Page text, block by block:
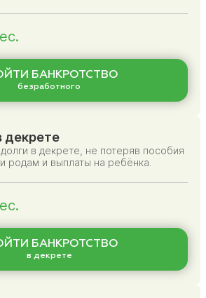
БАНКРОТСТВО
безработного
декрете
в декрете, не потеряв пособия
родам и выплаты на ребёнка.
БАНКРОТСТВО
в декрете